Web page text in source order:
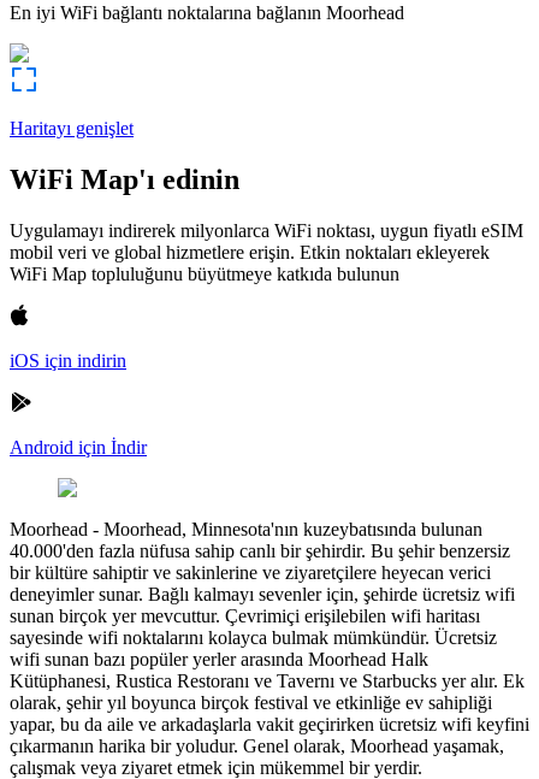
En iyi WiFi bağlantı noktalarına bağlanın Moorhead
Haritayı genişlet
WiFi Map'ı edinin
Uygulamayı indirerek milyonlarca WiFi noktası, uygun fiyatlı eSIM
mobil veri ve global hizmetlere erişin. Etkin noktaları ekleyerek
WiFi Map topluluğunu büyütmeye katkıda bulunun
iOS için indirin
Android için İndir
Moorhead - Moorhead, Minnesota'nın kuzeybatısında bulunan
40.000'den fazla nüfusa sahip canlı bir şehirdir. Bu şehir benzersiz
bir kültüre sahiptir ve sakinlerine ve ziyaretçilere heyecan verici
deneyimler sunar. Bağlı kalmayı sevenler için, şehirde ücretsiz wifi
sunan birçok yer mevcuttur. Çevrimiçi erişilebilen wifi haritası
sayesinde wifi noktalarını kolayca bulmak mümkündür. Ücretsiz
wifi sunan bazı popüler yerler arasında Moorhead Halk
Kütüphanesi, Rustica Restoranı ve Tavernı ve Starbucks yer alır. Ek
olarak, şehir yıl boyunca birçok festival ve etkinliğe ev sahipliği
yapar, bu da aile ve arkadaşlarla vakit geçirirken ücretsiz wifi keyfini
çıkarmanın harika bir yoludur. Genel olarak, Moorhead yaşamak,
çalışmak veya ziyaret etmek için mükemmel bir yerdir.